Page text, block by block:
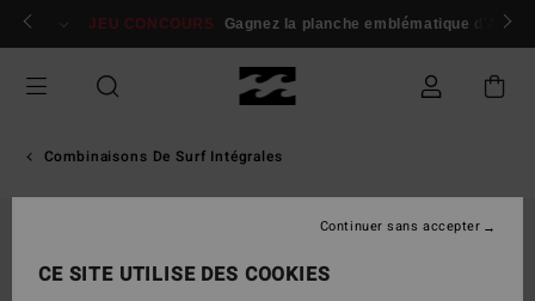
Passer
Se connecter / s'inscrire
JEU CONCOURS Gagnez la planche emblématique d'Andy
Combinaisons De Surf Intégrales
CE SITE UTILISE DES COOKIES
Continuer sans accepter